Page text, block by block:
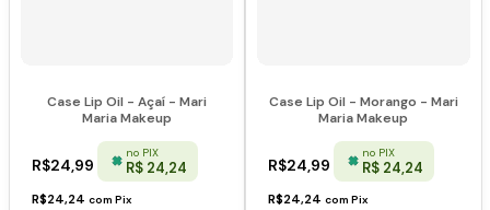
Case Lip Oil - Açaí - Mari
Maria Makeup
R$24,99
no PIX
R$ 24,24
R$24,24 com Pix
Case Lip Oil - Morango - Mari
Maria Makeup
R$24,99
no PIX
R$ 24,24
R$24,24 com Pix